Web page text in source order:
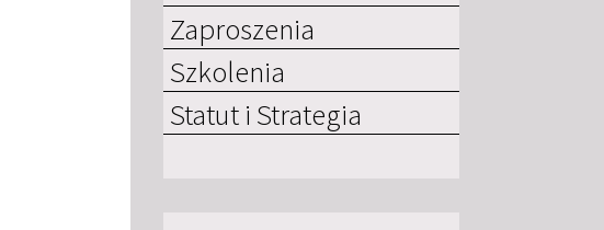
Zaproszenia
Szkolenia
Statut i Strategia